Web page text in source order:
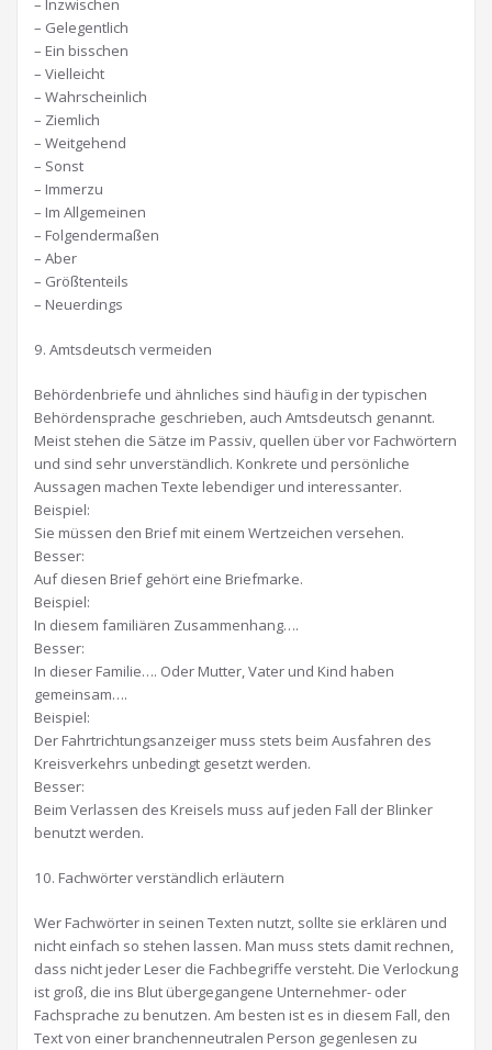
– Inzwischen
– Gelegentlich
– Ein bisschen
– Vielleicht
– Wahrscheinlich
– Ziemlich
– Weitgehend
– Sonst
– Immerzu
– Im Allgemeinen
– Folgendermaßen
– Aber
– Größtenteils
– Neuerdings
9. Amtsdeutsch vermeiden
Behördenbriefe und ähnliches sind häufig in der typischen
Behördensprache geschrieben, auch Amtsdeutsch genannt.
Meist stehen die Sätze im Passiv, quellen über vor Fachwörtern
und sind sehr unverständlich. Konkrete und persönliche
Aussagen machen Texte lebendiger und interessanter.
Beispiel:
Sie müssen den Brief mit einem Wertzeichen versehen.
Besser:
Auf diesen Brief gehört eine Briefmarke.
Beispiel:
In diesem familiären Zusammenhang….
Besser:
In dieser Familie…. Oder Mutter, Vater und Kind haben
gemeinsam….
Beispiel:
Der Fahrtrichtungsanzeiger muss stets beim Ausfahren des
Kreisverkehrs unbedingt gesetzt werden.
Besser:
Beim Verlassen des Kreisels muss auf jeden Fall der Blinker
benutzt werden.
10. Fachwörter verständlich erläutern
Wer Fachwörter in seinen Texten nutzt, sollte sie erklären und
nicht einfach so stehen lassen. Man muss stets damit rechnen,
dass nicht jeder Leser die Fachbegriffe versteht. Die Verlockung
ist groß, die ins Blut übergegangene Unternehmer- oder
Fachsprache zu benutzen. Am besten ist es in diesem Fall, den
Text von einer branchenneutralen Person gegenlesen zu